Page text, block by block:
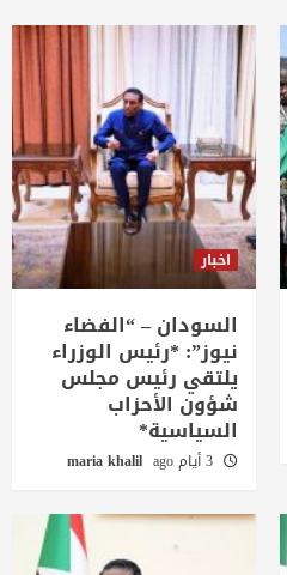
اخبار
السودان – “الفضاء
نيوز”: *رئيس الوزراء
يلتقي رئيس مجلس
شؤون الأحزاب
السياسية*
3 أيام ago maria khalil